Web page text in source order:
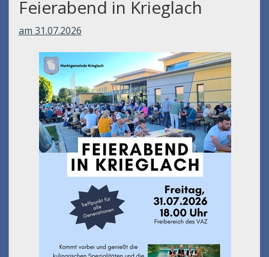
Feierabend in Krieglach
am 31.07.2026